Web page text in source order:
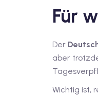
Für
Der
aber
Wichtig ist,